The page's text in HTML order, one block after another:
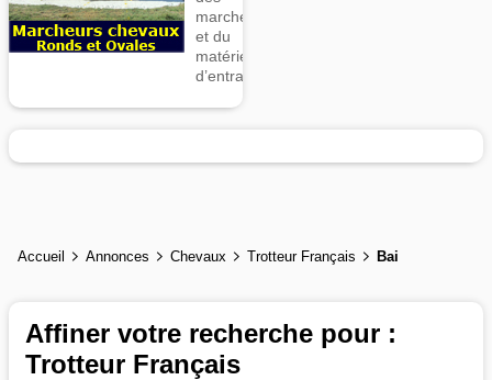
marcheurs
et du
matériel
d’entrainement
Accueil Annonces Chevaux Trotteur Français Bai
Affiner votre recherche pour :
Trotteur Français